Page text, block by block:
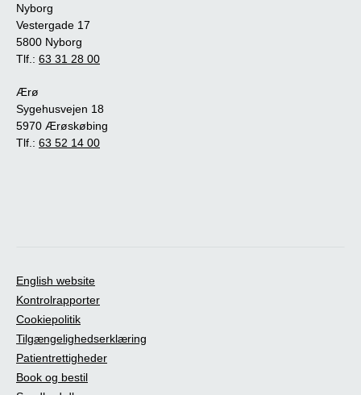
Nyborg
Vestergade 17
5800 Nyborg
Tlf.: 63 31 28 00
Ærø
Sygehusvejen 18
5970 Ærøskøbing
Tlf.: 63 52 14 00
English website
Kontrolrapporter
Cookiepolitik
Tilgængelighedserklæring
Patientrettigheder
Book og bestil